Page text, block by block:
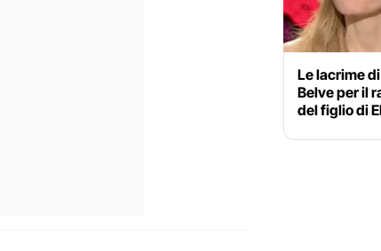
Le lacrime
Belve per il
del figlio di